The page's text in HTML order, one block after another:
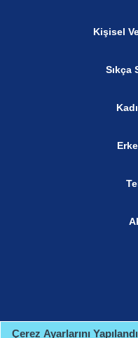
Kişisel
Sıkça
Çerez Ayarlarını